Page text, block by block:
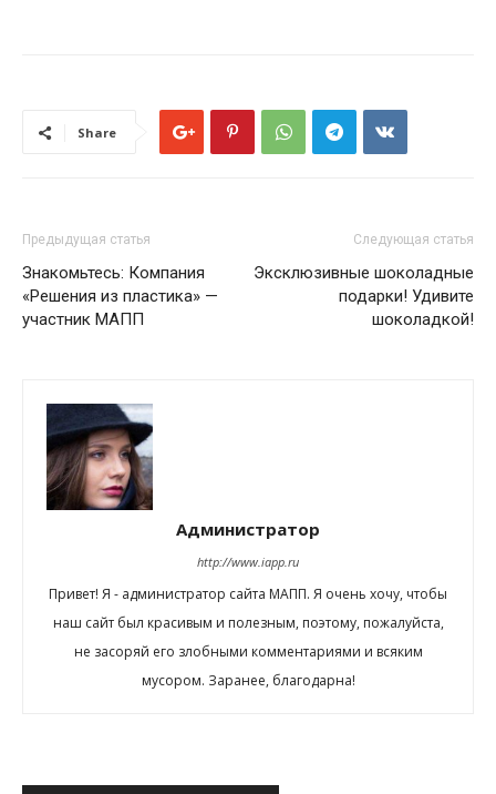
Share
Предыдущая статья
Знакомьтесь: Компания
«Решения из пластика» —
участник МАПП
Следующая статья
Эксклюзивные шоколадные
подарки! Удивите
шоколадкой!
Администратор
http://www.iapp.ru
Привет! Я - администратор сайта МАПП. Я очень хочу, чтобы
наш сайт был красивым и полезным, поэтому, пожалуйста,
не засоряй его злобными комментариями и всяким
мусором. Заранее, благодарна!